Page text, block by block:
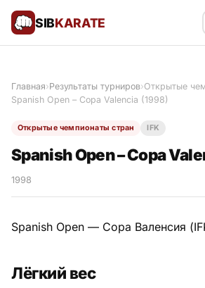
SIBKARATE
Все статьи
История и философия
Главная›Результаты турниров›Открытые
Spanish Open – Copa Valencia (1998)
Открытые чемпионаты стран IFK
Spanish Open – Copa
1998
Spanish Open — Copa Валенсия
Лёгкий вес